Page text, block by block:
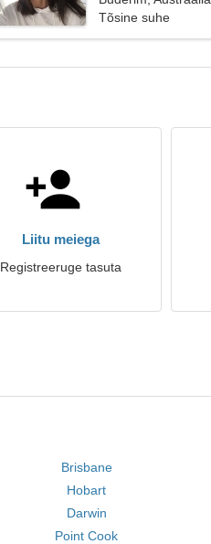
Tõsine suhe
Liitu meiega
Registreeruge tasuta
Brisbane
Hobart
Darwin
Point Cook